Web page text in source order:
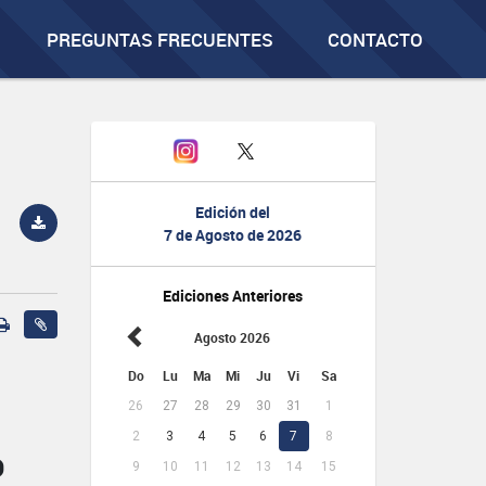
PREGUNTAS FRECUENTES CONTACTO
Edición del
7 de Agosto de 2026
Ediciones Anteriores
Agosto 2026
Do Lu Ma Mi Ju Vi Sa
26 27 28 29 30 31
1
2
3 4 5 6 7
8
9
10 11 12 13 14 15